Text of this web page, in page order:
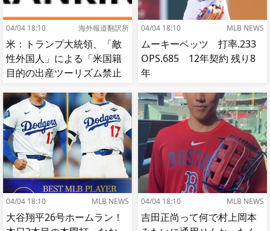
04/04 18:10 海外報道翻訳所
米：トランプ大統領、「敵
性外国人」による「米国籍
目的の出産ツーリズム禁止
へ[海外の反応]
04/04 18:10 MLB NEWS
ムーキーベッツ 打率.233
OPS.685 12年契約 残り8
年
04/04 18:10 MLB NEWS
大谷翔平26号ホームラン！
04/04 18:10 MLB NEWS
吉田正尚って何で村上岡本